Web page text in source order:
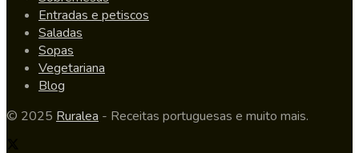
Entradas e petiscos
Saladas
Sopas
Vegetariana
Blog
© 2025 Ruralea - Receitas portuguesas e muito mais.